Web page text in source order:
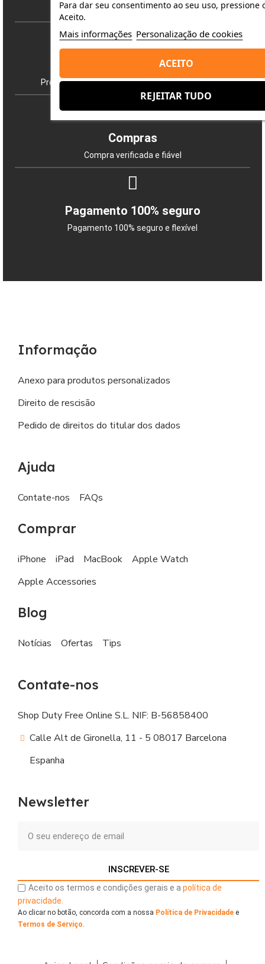
Envio rápido e seguro
Produtos originais Apple com garantia de 3 anos
Compras
Compra verificada e fiável
Pagamento 100% seguro
Pagamento 100% seguro e flexível
Para dar seu consentimento ao seu uso, pressione
Aceito.
Mais informações Personalização de cookies
REJEITAR TUDO
ACEITO
Informação
Anexo para produtos personalizados
Direito de rescisão
Pedido de direitos do titular dos dados
Ajuda
Contate-nos FAQs
Comprar
iPhone iPad MacBook
Apple Watch
Apple Accessories
Blog
Notícias Ofertas Tips
Contate-nos
Shop Duty Free Online S.L. NIF: B-56858400
Calle Alt de Gironella, 11 - 5 08017 Barcelona
Espanha
Newsletter
INSCREVER-SE
Aceito os termos e condições gerais e a política de
privacidade.
Ao clicar no botão, concorda com a nossa Política de Privacidade e
Termos de Serviço